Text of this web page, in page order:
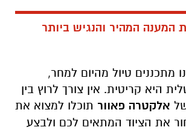
המענה המהיר והנגיש ביותר
מתכננים טיול מהיום למחר,
היא קריטית. אין צורך לרוץ בין
אלקטרה פאוור תוכלו למצוא את
את הציוד המתאים לכם ולבצע